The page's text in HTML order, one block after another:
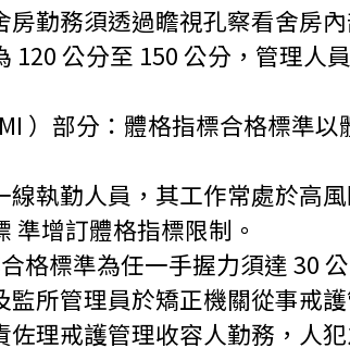
房勤務須透過瞻視孔察看舍房
120 公分至 150 公分，管理人
）部分：體格指標合格標準
線執勤人員，其工作常處於高
準增訂體格指標限制。
格標準為任一手握力須達 30
監所管理員於矯正機關從事戒
佐理戒護管理收容人勤務，人